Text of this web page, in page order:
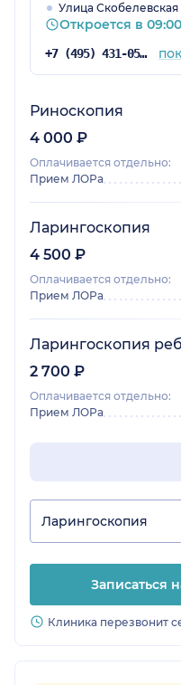
Улица Скобелевская
Откроется в 09:00
+7 (495) 431-05-68
Риноскопия
4 000 ₽
Оплачивается отдельно:
Прием ЛОРа
Ларингоскопия
4 500 ₽
Оплачивается отдельно:
Прием ЛОРа
Ларингоскопия
2 700 ₽
Оплачивается отдельно:
Прием ЛОРа
Ларингоскопия
Записаться
Клиника перезвонит